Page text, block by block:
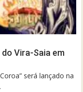
Vira-Saia em
será lançado na